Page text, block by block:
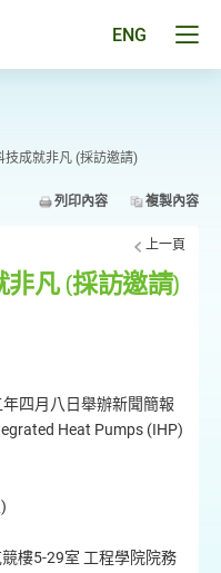
ENG
技成就非凡 (採訪邀請)
列印內容 複製內容
上一頁
凡 (採訪邀請)
四月八日舉辦新聞簡報
Heat Pumps (IHP)
樓5-29室 工程學院院務